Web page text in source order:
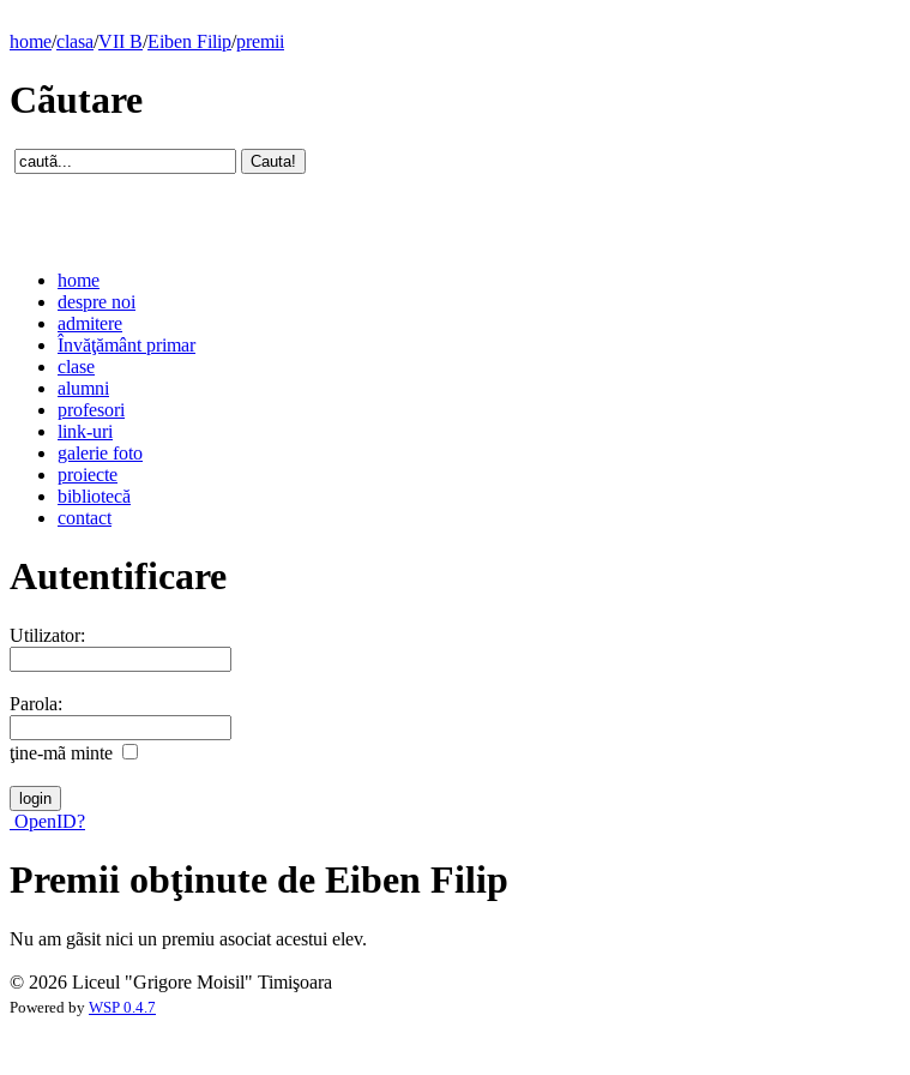
home/clasa/VII B/Eiben Filip/premii
Cãutare
home
despre noi
admitere
Învăţământ primar
clase
alumni
profesori
link-uri
galerie foto
proiecte
bibliotecă
contact
Autentificare
Utilizator:
Parola:
ţine-mã minte
OpenID?
Premii obţinute de Eiben Filip
Nu am gãsit nici un premiu asociat acestui elev.
© 2026 Liceul "Grigore Moisil" Timişoara
Powered by WSP 0.4.7